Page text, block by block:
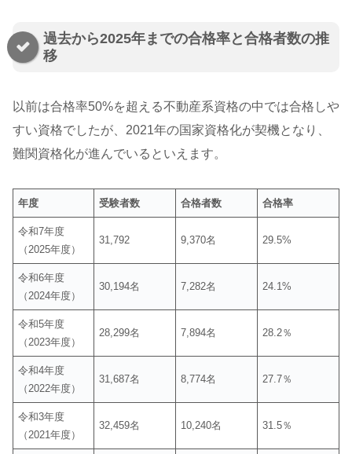
過去から2025年までの合格率と合格者数の推
移
以前は合格率50%を超える不動産系資格の中では合格しや
すい資格でしたが、2021年の国家資格化が契機となり、
難関資格化が進んでいるといえます。
年度 受験者数 合格者数 合格率
令和7年度
（2025年度）
31,792 9,370名 29.5%
令和6年度
（2024年度）
30,194名 7,282名 24.1%
令和5年度
（2023年度）
28,299名 7,894名 28.2％
令和4年度
（2022年度）
31,687名 8,774名 27.7％
令和3年度
（2021年度）
32,459名 10,240名 31.5％